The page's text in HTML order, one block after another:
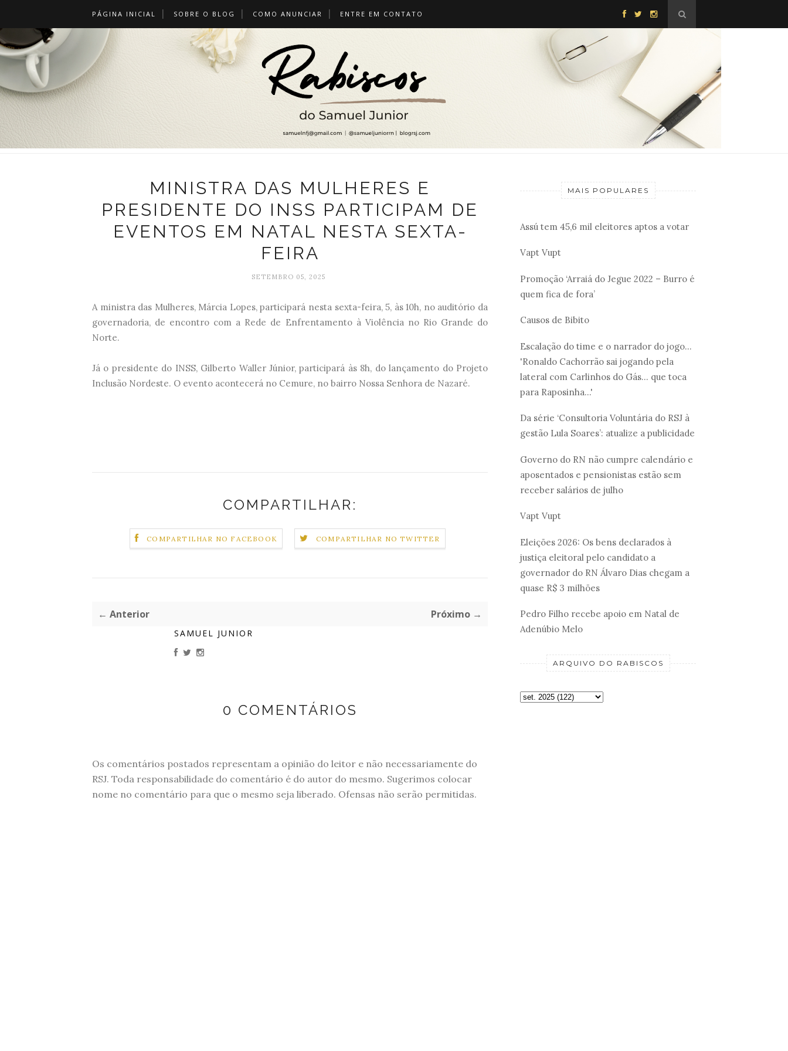
PÁGINA INICIAL SOBRE O BLOG COMO ANUNCIAR ENTRE EM CONTATO
MINISTRA DAS MULHERES E
PRESIDENTE DO INSS PARTICIPAM DE
EVENTOS EM NATAL NESTA SEXTA-
FEIRA
SETEMBRO 05, 2025
A ministra das Mulheres, Márcia Lopes, participará nesta sexta-feira, 5, às 10h, no auditório da
governadoria, de encontro com a Rede de Enfrentamento à Violência no Rio Grande do
Norte.
Já o presidente do INSS, Gilberto Waller Júnior, participará às 8h, do lançamento do Projeto
Inclusão Nordeste. O evento acontecerá no Cemure, no bairro Nossa Senhora de Nazaré.
COMPARTILHAR:
COMPARTILHAR NO FACEBOOK COMPARTILHAR NO TWITTER
← Anterior Próximo →
SAMUEL JUNIOR
0 COMENTÁRIOS
Os comentários postados representam a opinião do leitor e não necessariamente do
RSJ. Toda responsabilidade do comentário é do autor do mesmo. Sugerimos colocar
nome no comentário para que o mesmo seja liberado. Ofensas não serão permitidas.
MAIS POPULARES
Assú tem 45,6 mil eleitores aptos a votar
Vapt Vupt
Promoção ‘Arraiá do Jegue 2022 – Burro é
quem fica de fora’
Causos de Bibito
Escalação do time e o narrador do jogo...
'Ronaldo Cachorrão sai jogando pela
lateral com Carlinhos do Gás... que toca
para Raposinha...'
Da série ‘Consultoria Voluntária do RSJ à
gestão Lula Soares’: atualize a publicidade
Governo do RN não cumpre calendário e
aposentados e pensionistas estão sem
receber salários de julho
Vapt Vupt
Eleições 2026: Os bens declarados à
justiça eleitoral pelo candidato a
governador do RN Álvaro Dias chegam a
quase R$ 3 milhões
Pedro Filho recebe apoio em Natal de
Adenúbio Melo
ARQUIVO DO RABISCOS